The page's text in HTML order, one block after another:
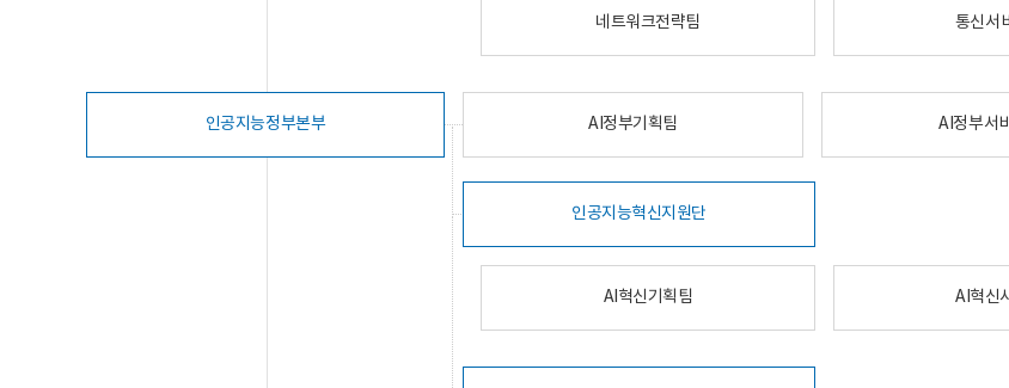
네트워크전략팀 통신서
인공지능정부본부 AI정부기획팀 AI정부서
인공지능혁신지원단
AI혁신기획팀 AI혁신